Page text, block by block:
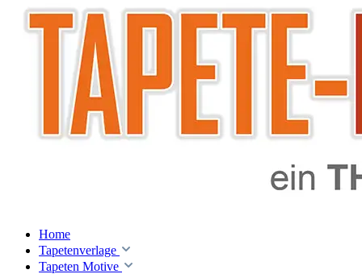
Home
Tapetenverlage
Tapeten Motive